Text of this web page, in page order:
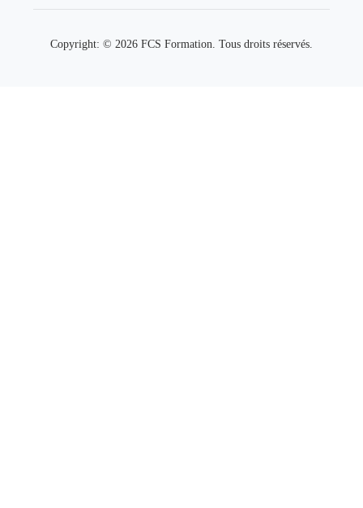
Copyright: © 2026 FCS Formation. Tous droits réservés.